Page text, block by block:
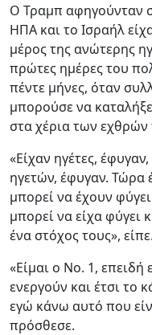
Ο Τραμπ αφηγούνταν
ΗΠΑ και το Ισραήλ
μέρος της ανώτερης
πρώτες ημέρες του
πέντε μήνες, όταν
μπορούσε να
στα χέρια των
«Είχαν ηγέτες,
ηγετών, έφυγαν. Τώρα
μπορεί να έχουν
μπορεί να είχα φύγει
ένα στόχος τους», είπε.
«Είμαι ο Νο. 1, επειδή
ενεργούν και έτσι το
εγώ κάνω αυτό που
πρόσθεσε.